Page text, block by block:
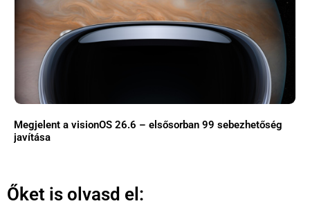
Megjelent a visionOS 26.6 – elsősorban 99 sebezhetőség
javítása
Őket is olvasd el: